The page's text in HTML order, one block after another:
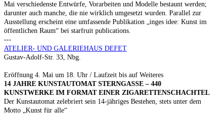
Mai verschiedenste Entwürfe, Vorarbeiten und Modelle bestaunt werden;
darunter auch manche, die nie wirklich umgesetzt wurden. Parallel zur
Ausstellung erscheint eine umfassende Publikation „inges idee: Kunst im
öffentlichen Raum“ bei starfruit publications.
---
ATELIER- UND GALERIEHAUS DEFET
Gustav-Adolf-Str. 33, Nbg.
Eröffnung 4. Mai um 18. Uhr / Laufzeit bis auf Weiteres
14 JAHRE KUNSTAUTOMAT STERNGASSE – 440
KUNSTWERKE IM FORMAT EINER ZIGARETTENSCHACHTEL
Der Kunstautomat zelebriert sein 14-jähriges Bestehen, stets unter dem
Motto „Kunst für alle“